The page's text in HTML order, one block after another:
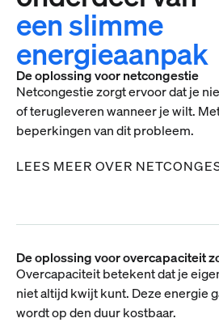
een slimme
energieaanpak
De oplossing voor netcongestie
Netcongestie zorgt ervoor dat je
of terugleveren wanneer je wilt.
beperkingen van dit probleem.
LEES MEER OVER
De oplossing voor overcapaciteit
Overcapaciteit betekent dat je
niet altijd kwijt kunt. Deze energie
wordt op den duur kostbaar.